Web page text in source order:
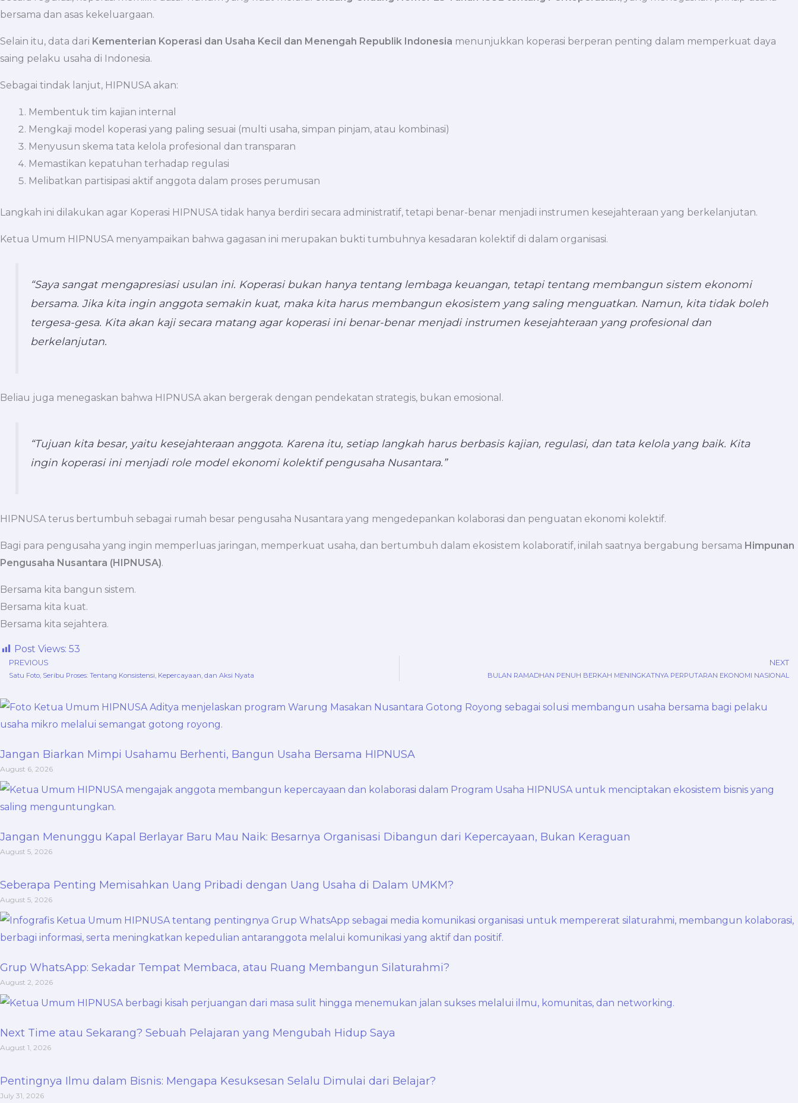
bersama dan asas kekeluargaan.
Selain itu, data dari Kementerian Koperasi dan Usaha Kecil dan Menengah Republik Indonesia menunjukkan koperasi berperan penting dalam memperkuat daya
saing pelaku usaha di Indonesia.
Sebagai tindak lanjut, HIPNUSA akan:
Membentuk tim kajian internal
Mengkaji model koperasi yang paling sesuai (multi usaha, simpan pinjam, atau kombinasi)
Menyusun skema tata kelola profesional dan transparan
Memastikan kepatuhan terhadap regulasi
Melibatkan partisipasi aktif anggota dalam proses perumusan
Langkah ini dilakukan agar Koperasi HIPNUSA tidak hanya berdiri secara administratif, tetapi benar-benar menjadi instrumen kesejahteraan yang berkelanjutan.
Ketua Umum HIPNUSA menyampaikan bahwa gagasan ini merupakan bukti tumbuhnya kesadaran kolektif di dalam organisasi.
“Saya sangat mengapresiasi usulan ini. Koperasi bukan hanya tentang lembaga keuangan, tetapi tentang membangun sistem ekonomi
bersama. Jika kita ingin anggota semakin kuat, maka kita harus membangun ekosistem yang saling menguatkan. Namun, kita tidak boleh
tergesa-gesa. Kita akan kaji secara matang agar koperasi ini benar-benar menjadi instrumen kesejahteraan yang profesional dan
berkelanjutan.
Beliau juga menegaskan bahwa HIPNUSA akan bergerak dengan pendekatan strategis, bukan emosional.
“Tujuan kita besar, yaitu kesejahteraan anggota. Karena itu, setiap langkah harus berbasis kajian, regulasi, dan tata kelola yang baik. Kita
ingin koperasi ini menjadi role model ekonomi kolektif pengusaha Nusantara.”
HIPNUSA terus bertumbuh sebagai rumah besar pengusaha Nusantara yang mengedepankan kolaborasi dan penguatan ekonomi kolektif.
Bagi para pengusaha yang ingin memperluas jaringan, memperkuat usaha, dan bertumbuh dalam ekosistem kolaboratif, inilah saatnya bergabung bersama Himpunan
Pengusaha Nusantara (HIPNUSA).
Bersama kita bangun sistem.
Bersama kita kuat.
Bersama kita sejahtera.
Post Views: 53
Prev
PREVIOUS
Satu Foto, Seribu Proses: Tentang Konsistensi, Kepercayaan, dan Aksi Nyata
NEXT
BULAN RAMADHAN PENUH BERKAH MENINGKATNYA PERPUTARAN EKONOMI NASIONAL
Jangan Biarkan Mimpi Usahamu Berhenti, Bangun Usaha Bersama HIPNUSA
August 6, 2026
Jangan Menunggu Kapal Berlayar Baru Mau Naik: Besarnya Organisasi Dibangun dari Kepercayaan, Bukan Keraguan
August 5, 2026
Seberapa Penting Memisahkan Uang Pribadi dengan Uang Usaha di Dalam UMKM?
August 5, 2026
Grup WhatsApp: Sekadar Tempat Membaca, atau Ruang Membangun Silaturahmi?
August 2, 2026
Next Time atau Sekarang? Sebuah Pelajaran yang Mengubah Hidup Saya
August 1, 2026
Pentingnya Ilmu dalam Bisnis: Mengapa Kesuksesan Selalu Dimulai dari Belajar?
July 31, 2026